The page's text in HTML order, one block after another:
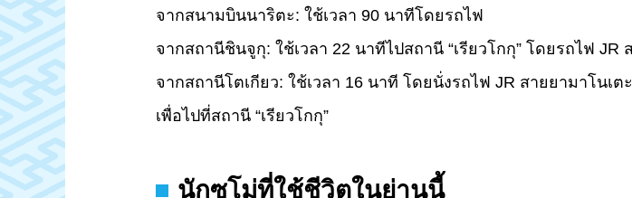
จากสนามบินนาริตะ: ใช้เวลา 90 นาทีโดยรถไฟ
จากสถานีชินจูกุ: ใช้เวลา 22 นาทีไปสถานี “เรียวโกกุ” โดยรถไฟ JR
จากสถานีโตเกียว: ใช้เวลา 16 นาที โดยนั่งรถไฟ JR สายยามาโนเ
เพื่อไปที่สถานี “เรียวโกกุ”
นักซูโม่ที่ใช้ชีวิตในย่านนี้